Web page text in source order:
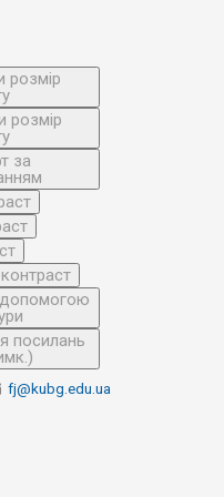
розмір
розмір
за
допомогою
посилань
fj@kubg.edu.ua